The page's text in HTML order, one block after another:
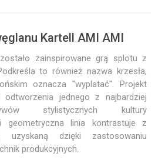
Kartell AMI AMI
zostało zainspirowane grą splotu z
to również nazwa krzesła,
oznacza "wyplatać". Projekt
jednego z najbardziej
stylistycznych kultury
geometryczna linia kontrastuje z
uzyskaną dzięki zastosowaniu
produkcyjnych.